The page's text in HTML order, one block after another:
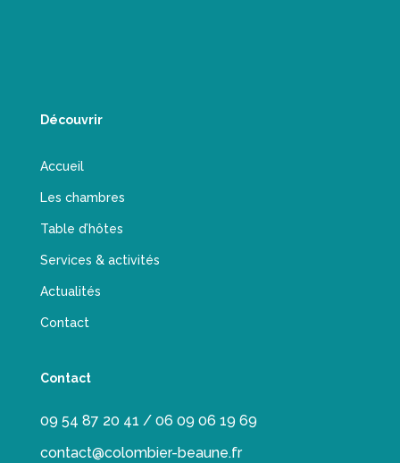
Découvrir
Accueil
Les chambres
Table d’hôtes
Services & activités
Actualités
Contact
Contact
09 54 87 20 41 / 06 09 06 19 69
contact@colombier-beaune.fr